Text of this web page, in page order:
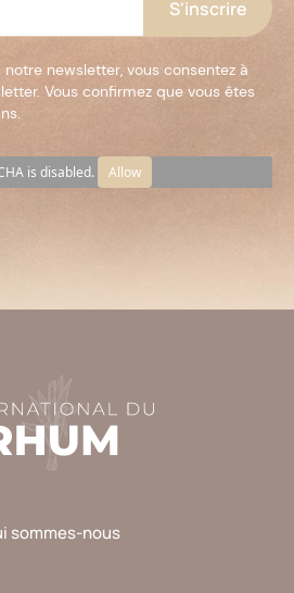
notre newsletter, vous consentez à
Vous confirmez que vous êtes
is disabled. Allow
sommes-nous